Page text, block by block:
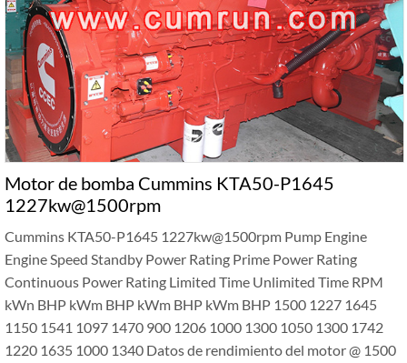
Motor de bomba Cummins KTA50-P1645
1227kw@1500rpm
Cummins KTA50-P1645 1227kw@1500rpm Pump Engine
Engine Speed Standby Power Rating Prime Power Rating
Continuous Power Rating Limited Time Unlimited Time RPM
kWn BHP kWm BHP kWm BHP kWm BHP 1500 1227 1645
1150 1541 1097 1470 900 1206 1000 1300 1050 1300 1742
1220 1635 1000 1340 Datos de rendimiento del motor @ 1500